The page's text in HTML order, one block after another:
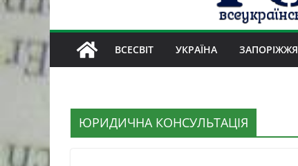
ВСЕСВІТ УКРАЇНА ЗАПОРІЖЖЯ
ЮРИДИЧНА КОНСУЛЬТАЦІЯ